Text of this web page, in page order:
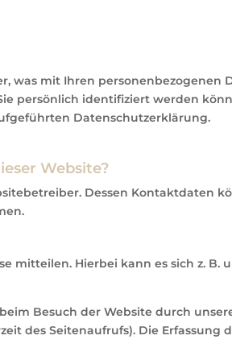
mit Ihren personenbezogenen
persönlich identifiziert werden
Datenschutzerklärung.
Website?
Dessen Kontaktdaten
mitteilen. Hierbei kann es sich z. B.
Besuch der Website durch
des Seitenaufrufs). Die Erfassung